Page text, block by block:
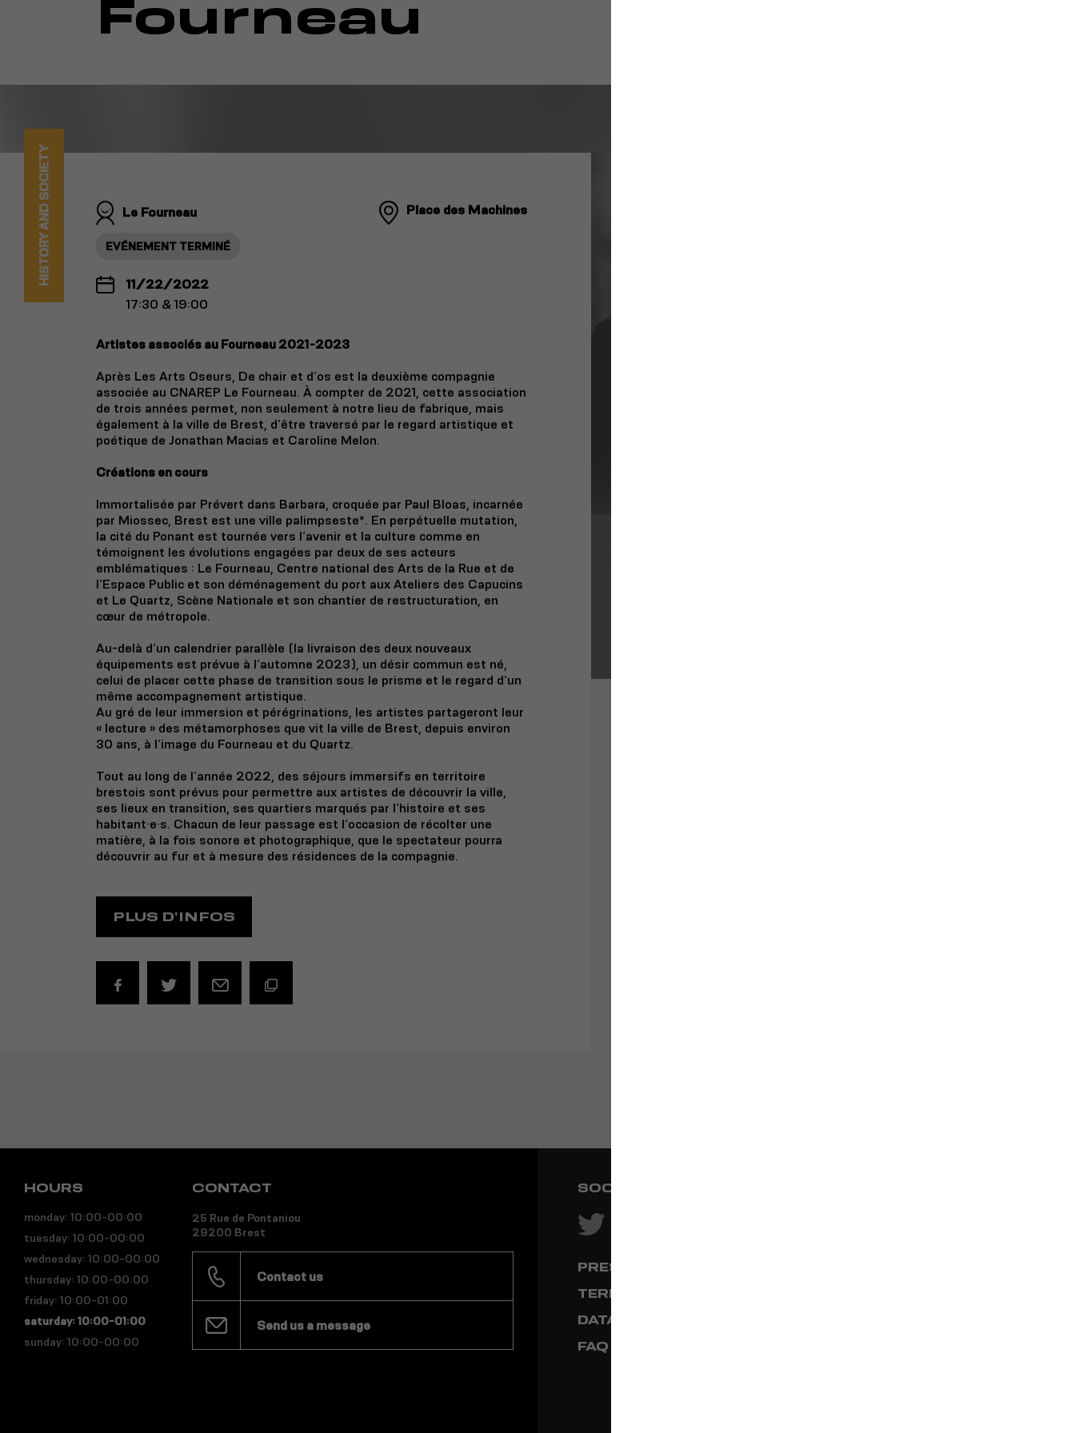
Fourneau
HISTORY AND SOCIETY Le Fourneau Place des Machines
EVÉNEMENT TERMINÉ
11/22/2022
17:30 & 19:00
Artistes associés au Fourneau 2021-2023
Après Les Arts Oseurs, De chair et d’os est la deuxième compagnie
associée au CNAREP Le Fourneau. À compter de 2021, cette association
de trois années permet, non seulement à notre lieu de fabrique, mais
également à la ville de Brest, d’être traversé par le regard artistique et
poétique de Jonathan Macias et Caroline Melon.
Créations en cours
Immortalisée par Prévert dans Barbara , croquée par Paul Bloas, incarnée
par Miossec, Brest est une ville palimpseste*. En perpétuelle mutation,
la cité du Ponant est tournée vers l’avenir et la culture comme en
témoignent les évolutions engagées par deux de ses acteurs
emblématiques : Le Fourneau, Centre national des Arts de la Rue et de
l’Espace Public et son déménagement du port aux Ateliers des Capucins
et Le Quartz, Scène Nationale et son chantier de restructuration, en
cœur de métropole.
Au-delà d’un calendrier parallèle (la livraison des deux nouveaux
équipements est prévue à l’automne 2023), un désir commun est né,
celui de placer cette phase de transition sous le prisme et le regard d’un
même accompagnement artistique.
Au gré de leur immersion et pérégrinations, les artistes partageront leur
« lecture » des métamorphoses que vit la ville de Brest, depuis environ
30 ans, à l’image du Fourneau et du Quartz.
Tout au long de l’année 2022, des séjours immersifs en territoire
brestois sont prévus pour permettre aux artistes de découvrir la ville,
ses lieux en transition, ses quartiers marqués par l’histoire et ses
habitant·e·s. Chacun de leur passage est l’occasion de récolter une
matière, à la fois sonore et photographique, que le spectateur pourra
découvrir au fur et à mesure des résidences de la compagnie.
PLUS D'INFOS
HOURS
monday: 10:00-00:00
tuesday: 10:00-00:00
wednesday: 10:00-00:00
thursday: 10:00-00:00
friday: 10:00-01:00
saturday: 10:00-01:00
sunday: 10:00-00:00
CONTACT
25 Rue de Pontaniou
29200 Brest
Contact us
Send us a message
SOCIAL NETWORKS
PRESS & MEDIA
TERMS & CONDITIONS
DATA PRIVACY
FAQ